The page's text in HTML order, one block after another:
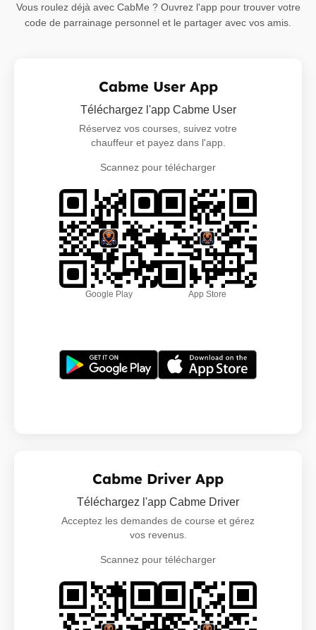
Vous roulez déjà avec CabMe ? Ouvrez l'app pour trouver votre
code de parrainage personnel et le partager avec vos amis.
Cabme User App
Téléchargez l'app Cabme User
Réservez vos courses, suivez votre
chauffeur et payez dans l'app.
Scannez pour télécharger
Google Play App Store
Cabme Driver App
Téléchargez l'app Cabme Driver
Acceptez les demandes de course et gérez
vos revenus.
Scannez pour télécharger